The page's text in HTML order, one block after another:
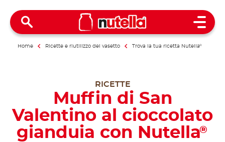
Open
Home Ricette e riutilizzo del vasetto Trova la tua ricetta Nutella®
RICETTE
Muffin di San
Valentino al cioccolato
gianduia con Nutella®